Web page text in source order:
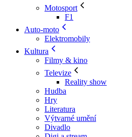
Motosport
F1
Auto-moto
Elektromobily
Kultura
Filmy & kino
Televize
Reality show
Hudba
Hry
Literatura
Výtvarné umění
Divadlo